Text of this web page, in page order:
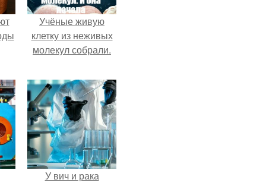
Учёные живую
клетку из неживых
молекул собрали.
У вич и рака